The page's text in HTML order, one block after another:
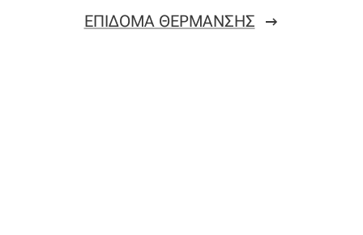
ΕΠΙΔΟΜΑ ΘΕΡΜΑΝΣΗΣ